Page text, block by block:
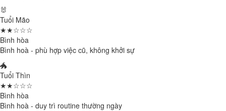
🐰
Tuổi Mão
★★☆☆☆
Bình hòa
Bình hoà - phù hợp việc cũ, không khởi sự
🐲
Tuổi Thìn
★★☆☆☆
Bình hòa
Bình hoà - duy trì routine thường ngày